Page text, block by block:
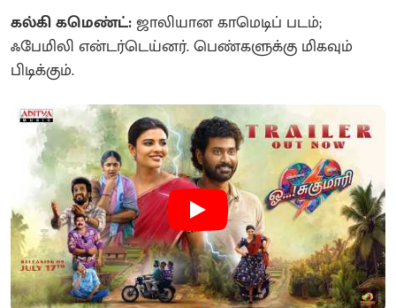
கல்கி கமெண்ட்:ஜாலியான காமெடிப் படம்;
ஃபேமிலி என்டர்டெய்னர். பெண்களுக்கு மிகவும்
பிடிக்கும்.